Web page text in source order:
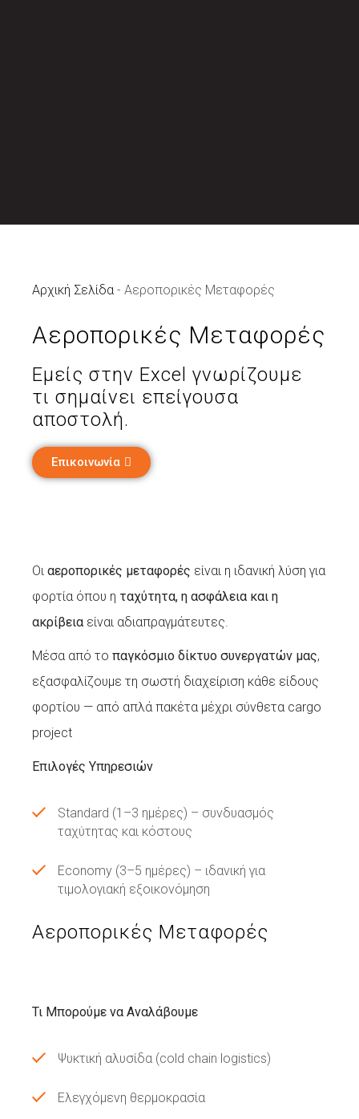
Αρχική Σελίδα- Αεροπορικές Μεταφορές
Αεροπορικές Μεταφορές
Εμείς στην Excel γνωρίζουμε
τι σημαίνει επείγουσα
αποστολή.
Επικοινωνία
Οι αεροπορικές μεταφορές είναι η ιδανική λύση για
φορτία όπου η ταχύτητα, η ασφάλεια και η
ακρίβεια είναι αδιαπραγμάτευτες.
Μέσα από το παγκόσμιο δίκτυο συνεργατών μας,
εξασφαλίζουμε τη σωστή διαχείριση κάθε είδους
φορτίου — από απλά πακέτα μέχρι σύνθετα cargo
project
Επιλογές Υπηρεσιών
Standard (1–3 ημέρες) – συνδυασμός
ταχύτητας και κόστους
Economy (3–5 ημέρες) – ιδανική για
τιμολογιακή εξοικονόμηση
Αεροπορικές Μεταφορές
Τι Μπορούμε να Αναλάβουμε
Ψυκτική αλυσίδα (cold chain logistics)
Ελεγχόμενη θερμοκρασία